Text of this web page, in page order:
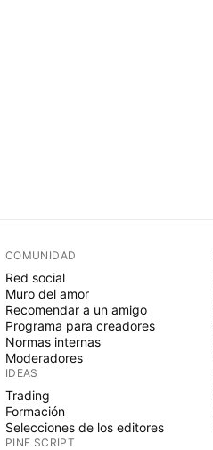
COMUNIDAD
Red social
Muro del amor
Recomendar a un amigo
Programa para creadores
Normas internas
Moderadores
IDEAS
Trading
Formación
Selecciones de los editores
PINE SCRIPT